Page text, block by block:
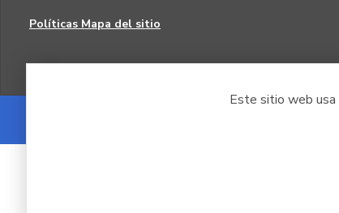
Este sitio web usa
Políticas Mapa del sitio